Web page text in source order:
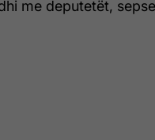
me deputetët,